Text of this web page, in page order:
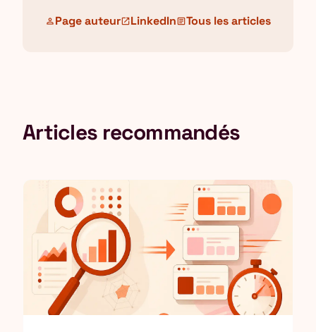
personPage auteuropen_in_newLinkedInarticleTous les articles
Articles recommandés